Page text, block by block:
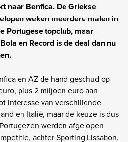
naar Benfica. De Griekse
weken meerdere malen in
Portugese topclub, maar
en Record is de deal dan nu
en AZ de hand geschud op
plus 2 miljoen euro aan
interesse van verschillende
en Italië, maar de keuze is dus
werden afgelopen
achter Sporting Lissabon.